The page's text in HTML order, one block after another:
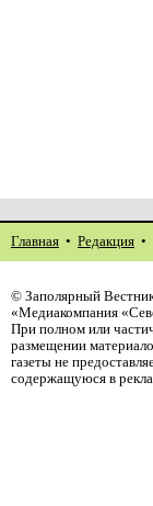
Главная • Редакция •
© Заполярный
«Медиакомпания
При полном или
размещении
газеты не
содержащуюся в